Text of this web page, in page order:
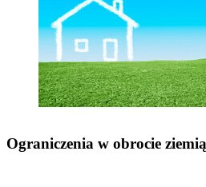
Ograniczenia w obrocie